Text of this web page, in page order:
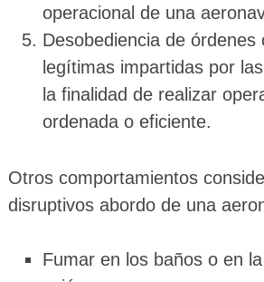
operacional de una
Desobediencia de órdenes
legítimas impartidas por
la finalidad de realizar
ordenada o eficiente.
Otros comportamientos
disruptivos abordo de una
Fumar en los baños o en